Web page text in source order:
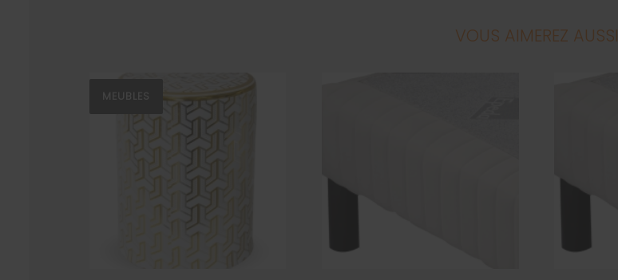
VOUS AIMEREZ AUSSI
MEUBLES